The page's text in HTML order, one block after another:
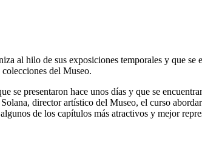
al hilo de sus exposiciones temporales y que
del Museo.
se presentaron hace unos días y que se
director artístico del Museo, el curso
de los capítulos más atractivos y mejor